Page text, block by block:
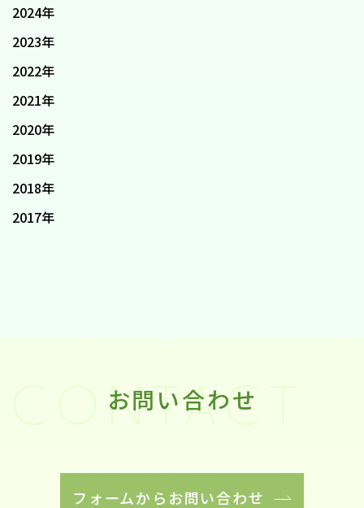
2024年
2023年
2022年
2021年
2020年
2019年
2018年
2017年
お問い合わせ
CONTACT
フォームからお問い合わせ